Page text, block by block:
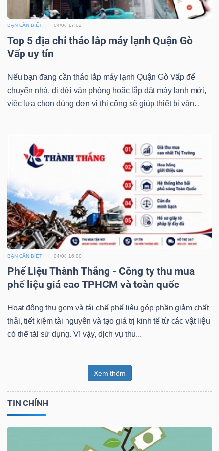
BẠN CẦN BIẾT 04/08 17:02
Top 5 địa chỉ tháo lắp máy lạnh Quận Gò
Vấp uy tín
Nếu bạn đang cần tháo lắp máy lạnh Quận Gò Vấp để
chuyển nhà, di dời văn phòng hoặc lắp đặt máy lạnh mới,
việc lựa chọn đúng đơn vị thi công sẽ giúp thiết bị vận...
BẠN CẦN BIẾT 04/08 16:00
Phế Liệu Thành Thắng - Công ty thu mua
phế liệu giá cao TPHCM và toàn quốc
Hoạt động thu gom và tái chế phế liệu góp phần giảm chất
thải, tiết kiệm tài nguyên và tạo giá trị kinh tế từ các vật liệu
có thể tái sử dụng. Vì vậy, dịch vụ thu...
Xem thêm
TIN CHÍNH